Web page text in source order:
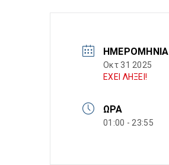
ΗΜΕΡΟΜΗΝΊΑ
Οκτ 31 2025
ΕΧΕΙ ΛΗΞΕΙ!
ΏΡΑ
01:00 - 23:55